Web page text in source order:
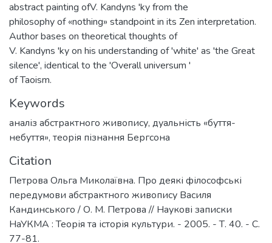
abstract painting ofV. Kandyns 'ky from the
philosophy of «nothing» standpoint in its Zen interpretation.
Author bases on theoretical thoughts of
V. Kandyns 'ky on his understanding of 'white' as 'the Great
silence', identical to the 'Overall universum '
of Taoism.
Keywords
аналіз абстрактного живопису, дуальність «буття-
небуття», теорія пізнання Бергсона
Citation
Петрова Ольга Миколаївна. Про деякі філософські
передумови абстрактного живопису Василя
Кандинського / О. М. Петрова // Наукові записки
НаУКМА : Теорія та історія культури. - 2005. - Т. 40. - С.
77-81.